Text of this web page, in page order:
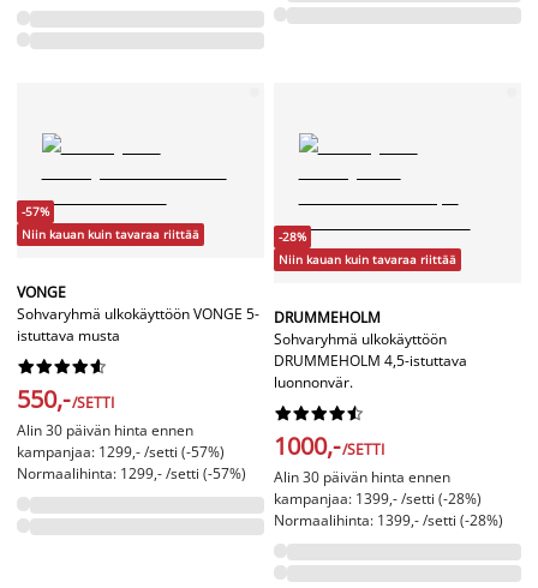
-57%
Niin kauan kuin tavaraa riittää
VONGE
Sohvaryhmä ulkokäyttöön VONGE 5-
istuttava musta






550,-/SETTI
Alin 30 päivän hinta ennen
kampanjaa: 1299,- /setti (-57%)
Normaalihinta: 1299,- /setti (-57%)
-28%
Niin kauan kuin tavaraa riittää
DRUMMEHOLM
Sohvaryhmä ulkokäyttöön
DRUMMEHOLM 4,5-istuttava
luonnonvär.






1000,-/SETTI
Alin 30 päivän hinta ennen
kampanjaa: 1399,- /setti (-28%)
Normaalihinta: 1399,- /setti (-28%)